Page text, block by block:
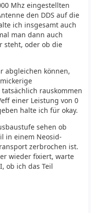
Mhz eingestellten
den DDS auf die
ich insgesamt auch
man dann auch
steht, oder ob die
abgleichen können,
rauskommen
einer Leistung von 0
halte ich für okay.
sehen ob
in einem Neosid-
zerbrochen ist.
wieder fixiert, warte
ob ich das Teil